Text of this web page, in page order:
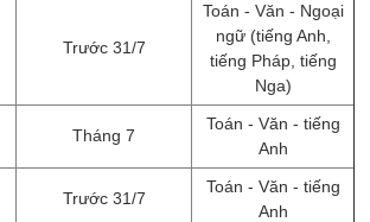
Trước 31/7
Toán - Văn - Ngoại
ngữ (tiếng Anh,
tiếng Pháp, tiếng
Nga)
Tháng 7
Toán - Văn - tiếng
Anh
Trước 31/7
Toán - Văn - tiếng
Anh